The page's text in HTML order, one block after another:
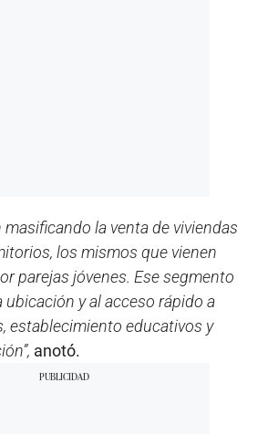
masificando la venta de viviendas
los mismos que vienen
parejas jóvenes. Ese segmento
y al acceso rápido a
establecimiento educativos y
anotó.